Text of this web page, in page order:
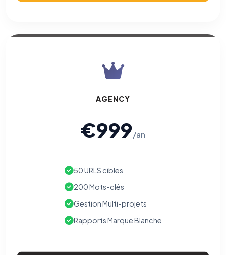
AGENCY
€999/an
50 URLS cibles
200 Mots-clés
Gestion Multi-projets
Rapports Marque Blanche